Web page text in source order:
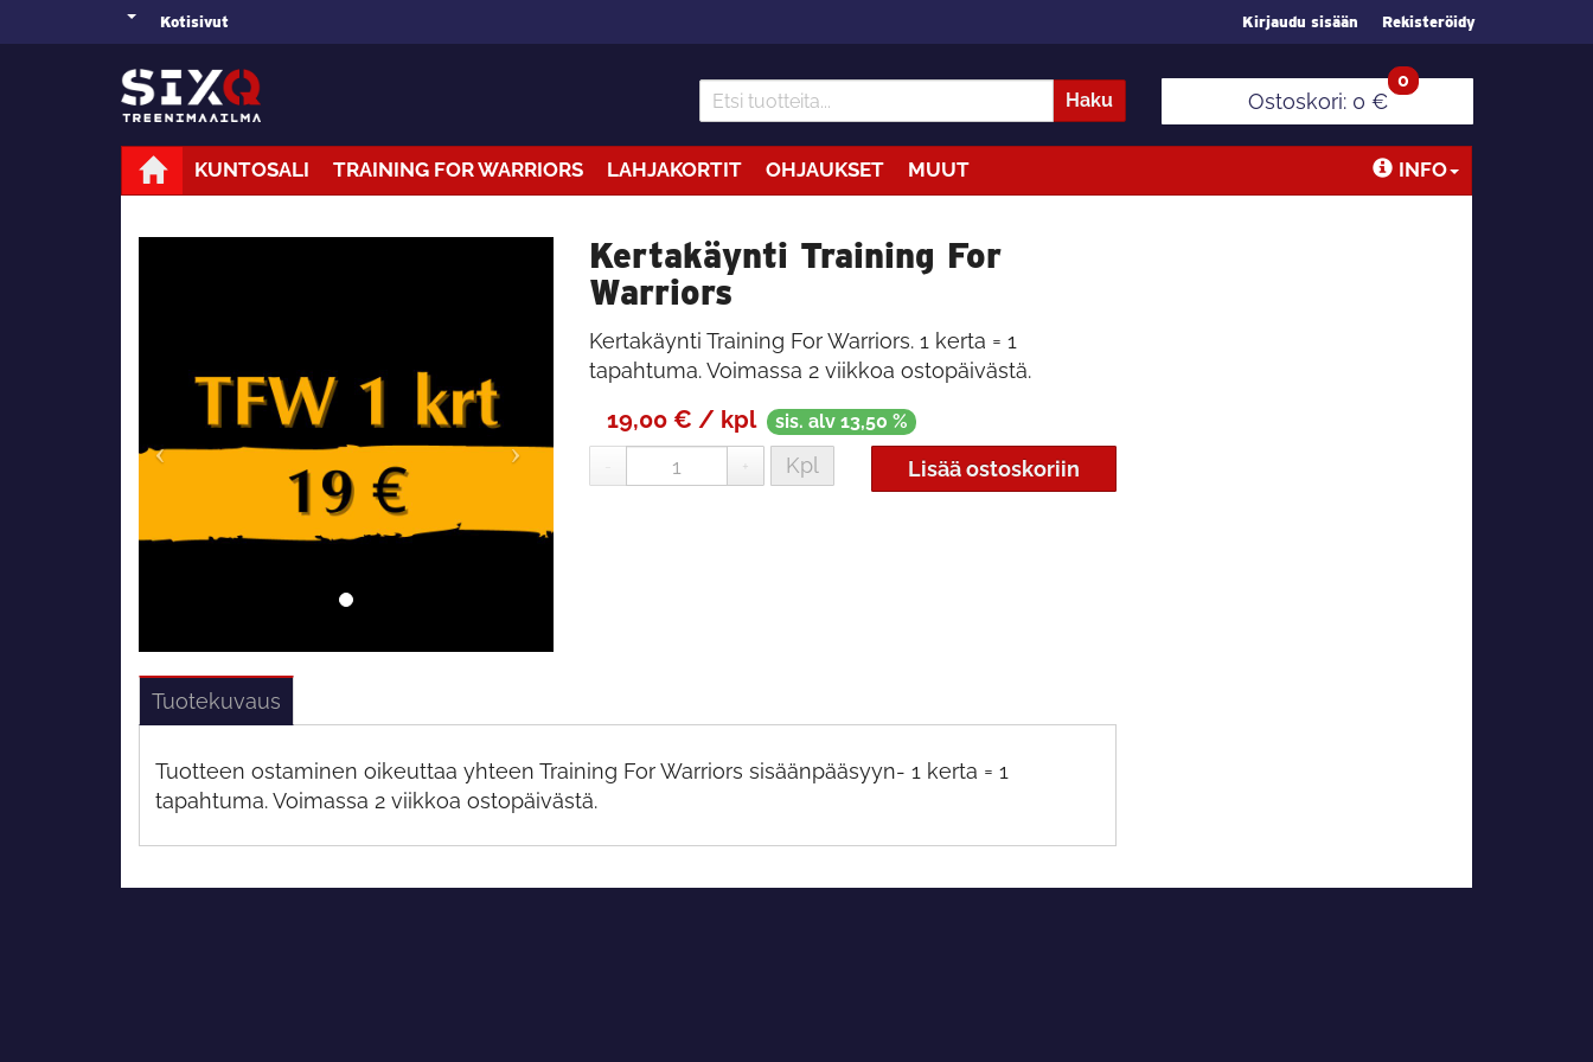
Kotisivut Kirjaudu sisään Rekisteröidy
Haku Ostoskori: 0 €
0
KUNTOSALI TRAINING FOR WARRIORS LAHJAKORTIT OHJAUKSET MUUT INFO
Kertakäynti Training For
Warriors
Kertakäynti Training For Warriors. 1 kerta = 1
tapahtuma. Voimassa 2 viikkoa ostopäivästä.
19,00 € / kpl sis. alv 13,50 %
+ Kpl Lisää ostoskoriin
Tuotekuvaus
Tuotteen ostaminen oikeuttaa yhteen Training For Warriors sisäänpääsyyn- 1 kerta = 1
tapahtuma. Voimassa 2 viikkoa ostopäivästä.